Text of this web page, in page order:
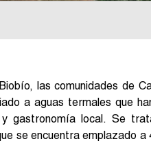
las comunidades de
a aguas termales que
gastronomía local. Se
se encuentra emplazado